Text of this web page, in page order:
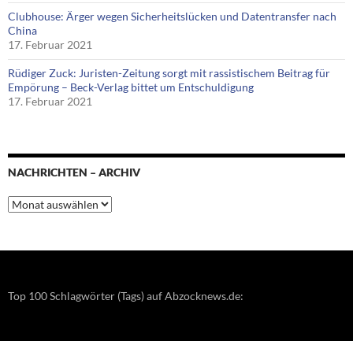
Clubhouse: Ärger wegen Sicherheitslücken und Datentransfer nach
China
17. Februar 2021
Rüdiger Zuck: Juristen-Zeitung sorgt mit rassistischem Beitrag für
Empörung – Beck-Verlag bittet um Entschuldigung
17. Februar 2021
NACHRICHTEN – ARCHIV
Nachrichten
–
Top 100 Schlagwörter (Tags) auf Abzocknews.de: